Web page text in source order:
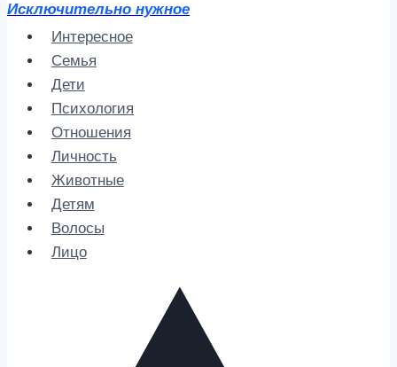
Исключительно нужное
Интересное
Семья
Дети
Психология
Отношения
Личность
Животные
Детям
Волосы
Лицо